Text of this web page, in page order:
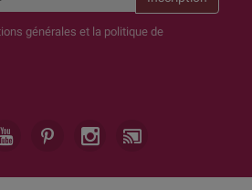
générales et la politique de